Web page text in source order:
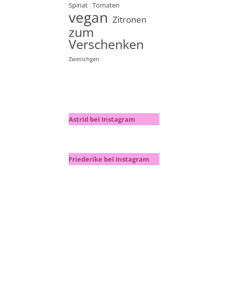
Spinat Tomaten
vegan Zitronen
zum
Verschenken
Zwetschgen
Astrid bei Instagram
Friederike bei Instagram